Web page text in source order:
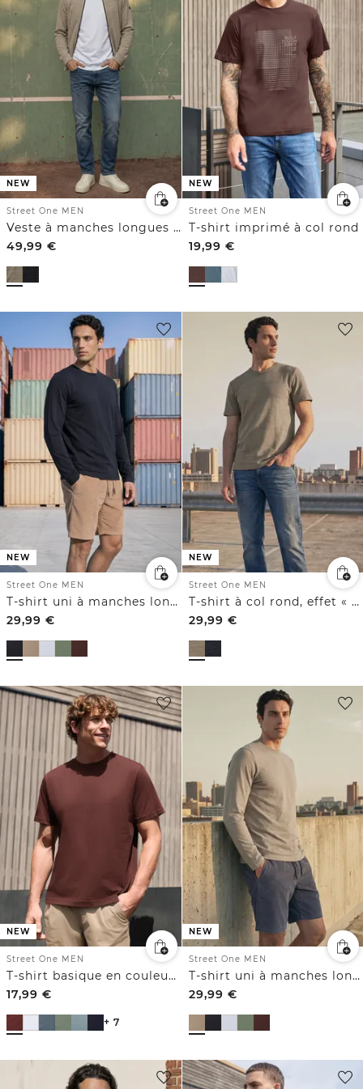
NEW
Street One MEN
Veste à manches longues et col montant
49,99 €
NEW
Street One MEN
T-shirt imprimé à col rond
19,99 €
NEW
Street One MEN
T-shirt uni à manches longues et col rond
29,99 €
NEW
Street One MEN
T-shirt à col rond, effet « space-dye »
29,99 €
NEW
Street One MEN
T-shirt basique en couleur unie
17,99 €
+ 7
NEW
Street One MEN
T-shirt uni à manches longues et col rond
29,99 €